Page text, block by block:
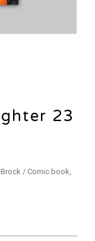
23
/ Comic book,